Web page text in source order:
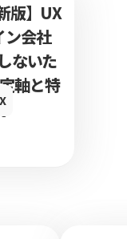
版】UX
ン会社
ないた
軸と特